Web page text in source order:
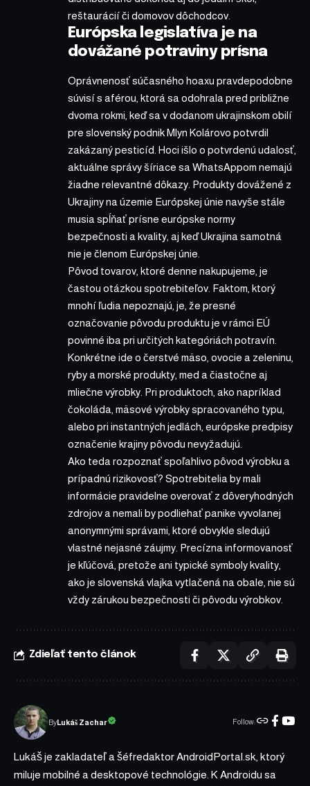
reštaurácií či domovov dôchodcov.
Európska legislatíva je na
dovážané potraviny prísna
Oprávnenosť súčasného hoaxu pravdepodobne
súvisí s aférou, ktorá sa odohrala pred približne
dvoma rokmi, keď sa v dodanom ukrajinskom obilí
pre slovenský podnik Mlyn Kolárovo potvrdil
zakázaný pesticíd. Hoci išlo o potvrdenú udalosť,
aktuálne správy šíriace sa WhatsAppom nemajú
žiadne relevantné dôkazy. Produkty dovážené z
Ukrajiny na územie Európskej únie navyše stále
musia spĺňať prísne európske normy
bezpečnosti a kvality, aj keď Ukrajina samotná
nie je členom Európskej únie.
Pôvod tovarov, ktoré denne nakupujeme, je
častou otázkou spotrebiteľov. Faktom, ktorý
mnohí ľudia nepoznajú, je, že presné
označovanie pôvodu produktu je v rámci EÚ
povinné iba pri určitých kategóriách potravín.
Konkrétne ide o čerstvé mäso, ovocie a zeleninu,
ryby a morské produkty, med a čiastočne aj
mliečne výrobky. Pri produktoch, ako napríklad
čokoláda, mäsové výrobky spracovaného typu,
alebo pri instantných jedlách, európske predpisy
označenie krajiny pôvodu nevyžadujú.
Ako teda rozpoznať spoľahlivo pôvod výrobku a
prípadnú rizikovosť? Spotrebitelia by mali
informácie pravidelne overovať z dôveryhodných
zdrojov a nemali by podliehať panike vyvolanej
anonymnými správami, ktoré obvykle sledujú
vlastné nejasné záujmy. Precízna informovanosť
je kľúčová, pretože ani typické symboly kvality,
ako je slovenská vlajka vytlačená na obale, nie sú
vždy zárukou bezpečnosti či pôvodu výrobkov.
Zdieľať tento článok
ByLukáš Zachar Follow:
Lukáš je zakladateľ a šéfredaktor AndroidPortal.sk, ktorý
miluje mobilné a desktopové technológie. K Androidu sa